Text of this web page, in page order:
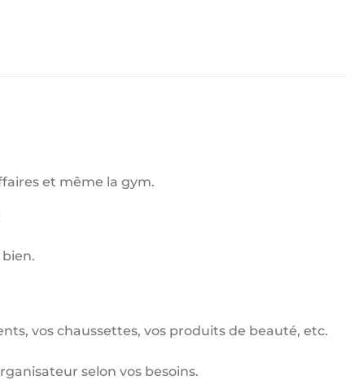
et même la gym.
vos chaussettes, vos produits de beauté, etc.
selon vos besoins.